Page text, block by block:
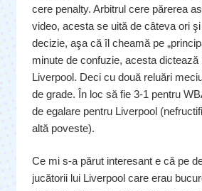
cere penalty. Arbitrul cere părerea
video, acesta se uită de câteva ori
decizie, aşa că îl cheamă pe
minute de confuzie, acesta dictează
Liverpool. Deci cu două reluări
de grade. În loc să fie 3-1 pentru
de egalare pentru Liverpool
altă poveste).
Ce mi s-a părut interesant e că pe
jucătorii lui Liverpool care erau